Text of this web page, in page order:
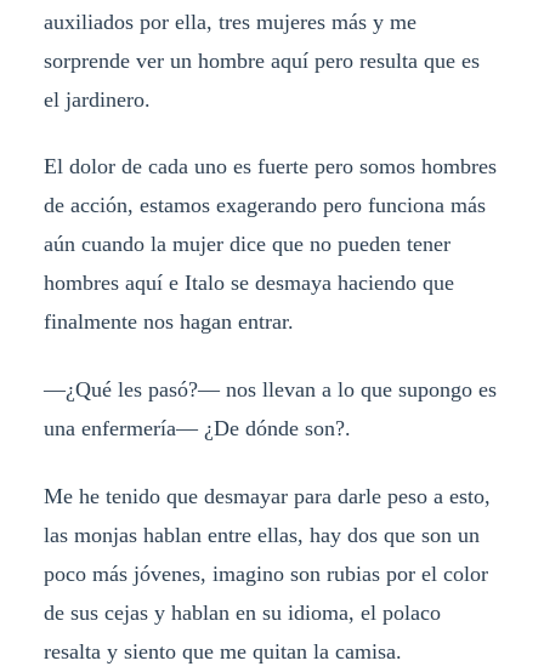
auxiliados por ella, tres mujeres más y me
sorprende ver un hombre aquí pero resulta que es
el jardinero.
El dolor de cada uno es fuerte pero somos hombres
de acción, estamos exagerando pero funciona más
aún cuando la mujer dice que no pueden tener
hombres aquí e Italo se desmaya haciendo que
finalmente nos hagan entrar.
—¿Qué les pasó?— nos llevan a lo que supongo es
una enfermería— ¿De dónde son?.
Me he tenido que desmayar para darle peso a esto,
las monjas hablan entre ellas, hay dos que son un
poco más jóvenes, imagino son rubias por el color
de sus cejas y hablan en su idioma, el polaco
resalta y siento que me quitan la camisa.